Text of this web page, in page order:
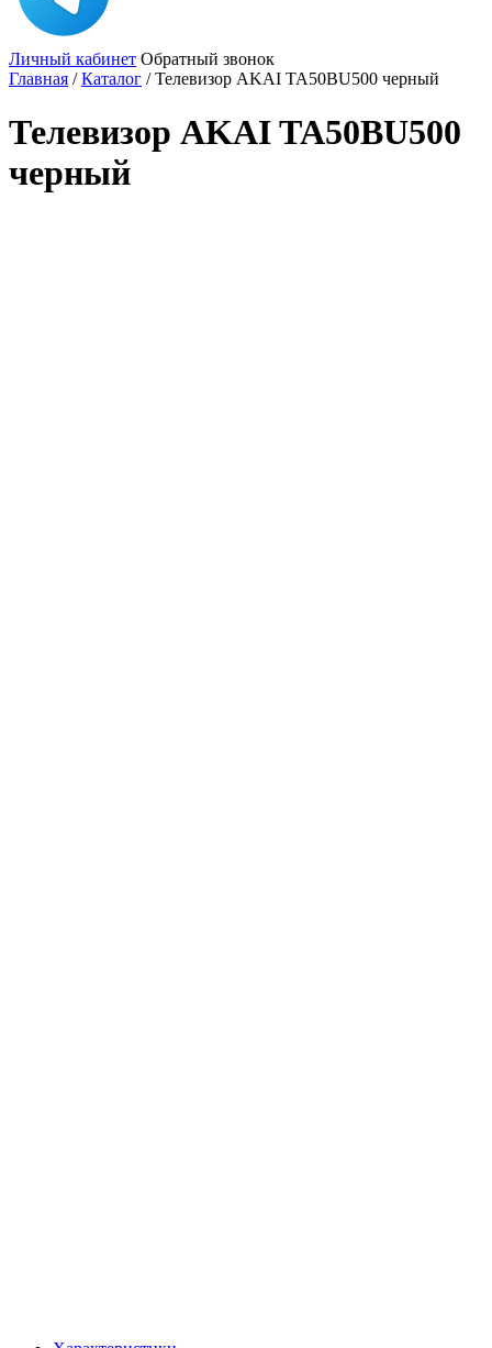
Личный кабинет Обратный звонок
Главная /Каталог /Телевизор AKAI TA50BU500 черный
Телевизор AKAI TA50BU500
черный